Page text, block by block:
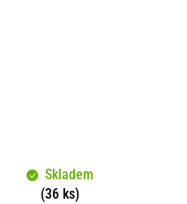
Skladem
(36 ks)